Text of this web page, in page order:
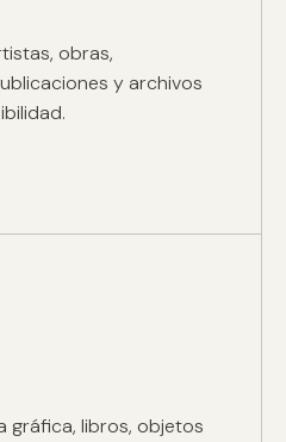
obras,
y archivos
gráfica, libros, objetos